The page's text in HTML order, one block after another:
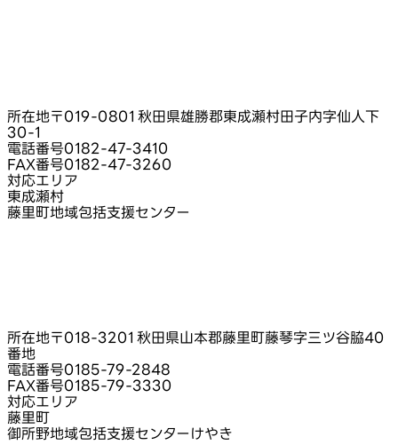
所在地〒019-0801 秋田県雄勝郡東成瀬村田子内字仙人下
30‑1
電話番号0182-47-3410
FAX番号0182-47-3260
対応エリア
東成瀬村
藤里町地域包括支援センター
所在地〒018-3201 秋田県山本郡藤里町藤琴字三ツ谷脇40
番地
電話番号0185-79-2848
FAX番号0185-79-3330
対応エリア
藤里町
御所野地域包括支援センターけやき